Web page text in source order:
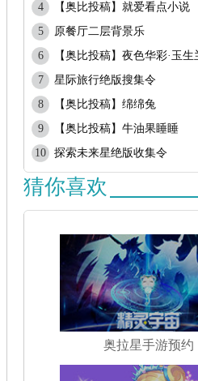
4
【奥比投稿】就爱看点小说
5
原餐厅二层背景乐
6
【奥比投稿】夜色华彩·玉生
7
星际旅行绝版搜集令
8
【奥比投稿】绵绵兔
9
【奥比投稿】牛油果睡睡
10
探索未来星绝版收集令
猜你喜欢
奥拉星手游预约